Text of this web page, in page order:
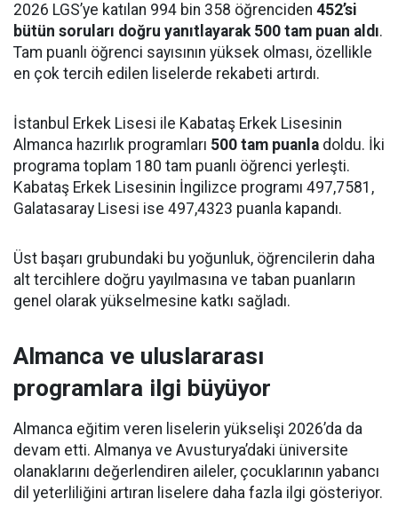
2026 LGS’ye katılan 994 bin 358 öğrenciden 452’si
bütün soruları doğru yanıtlayarak 500 tam puan aldı.
Tam puanlı öğrenci sayısının yüksek olması, özellikle
en çok tercih edilen liselerde rekabeti artırdı.
İstanbul Erkek Lisesi ile Kabataş Erkek Lisesinin
Almanca hazırlık programları 500 tam puanla doldu. İki
programa toplam 180 tam puanlı öğrenci yerleşti.
Kabataş Erkek Lisesinin İngilizce programı 497,7581,
Galatasaray Lisesi ise 497,4323 puanla kapandı.
Üst başarı grubundaki bu yoğunluk, öğrencilerin daha
alt tercihlere doğru yayılmasına ve taban puanların
genel olarak yükselmesine katkı sağladı.
Almanca ve uluslararası
programlara ilgi büyüyor
Almanca eğitim veren liselerin yükselişi 2026’da da
devam etti. Almanya ve Avusturya’daki üniversite
olanaklarını değerlendiren aileler, çocuklarının yabancı
dil yeterliliğini artıran liselere daha fazla ilgi gösteriyor.